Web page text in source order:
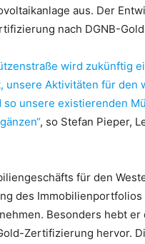
aus. Der
nach DGNB-
wird zukünftig
unsere Aktivitäten für den
unsere existierenden
, so Stefan Pieper,
für den
des
Besonders hebt
Zertifizierung hervor.